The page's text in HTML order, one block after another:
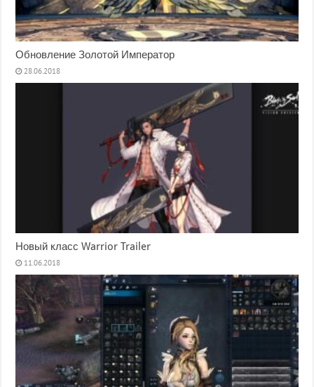
Обновление Золотой Император
28.06.2018
Новый класс Warrior Trailer
11.06.2018